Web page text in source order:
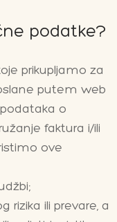
podatke?
prikupljamo za
putem web
o
faktura i/ili
ove
rizika ili prevare, a